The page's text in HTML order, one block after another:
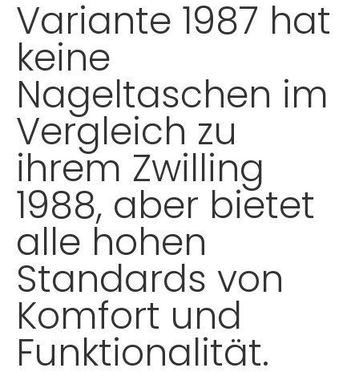
Variante 1987 hat
keine
Nageltaschen im
Vergleich zu
ihrem Zwilling
1988, aber bietet
alle hohen
Standards von
Komfort und
Funktionalität.